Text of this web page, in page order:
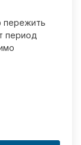
пережить
период